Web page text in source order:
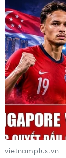
Ngoài ra, AU
kiện cho
chính trong
nước nghèo
vòng 5 năm
Ngân hàng
vietnamplus.vn